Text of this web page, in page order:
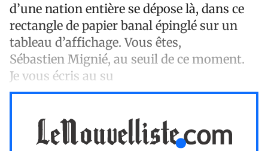
d’une nation entière se dépose là, dans ce
rectangle de papier banal épinglé sur un
tableau d’affichage. Vous êtes,
Sébastien Mignié, au seuil de ce moment.
Je vous écris au su